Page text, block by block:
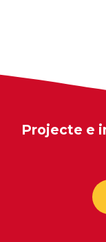
Projecte e